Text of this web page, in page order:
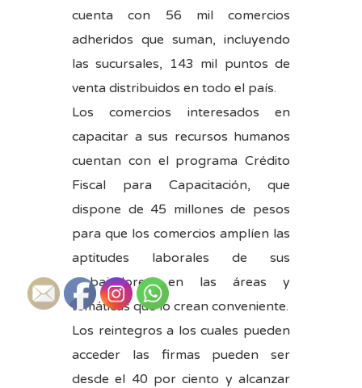
cuenta con 56 mil comercios
adheridos que suman, incluyendo
las sucursales, 143 mil puntos de
venta distribuidos en todo el país.
Los comercios interesados en
capacitar a sus recursos humanos
cuentan con el programa Crédito
Fiscal para Capacitación, que
dispone de 45 millones de pesos
para que los comercios amplíen las
aptitudes laborales de sus
trabajadores en las áreas y
temáticas que lo crean conveniente.
Los reintegros a los cuales pueden
acceder las firmas pueden ser
desde el 40 por ciento y alcanzar